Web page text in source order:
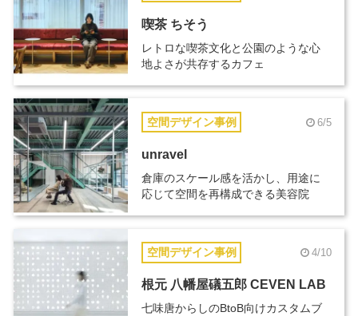
喫茶 ちそう
レトロな喫茶文化と公園のような心
地よさが共存するカフェ
空間デザイン事例 6/5
unravel
倉庫のスケール感を活かし、用途に
応じて空間を再構成できる美容院
空間デザイン事例 4/10
根元 八幡屋礒五郎 CEVEN LAB
七味唐からしのBtoB向けカスタムブ